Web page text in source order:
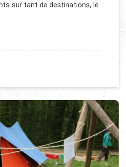
sur tant de destinations, le
EN VALEUR SON PATRIMOINE NATUREL